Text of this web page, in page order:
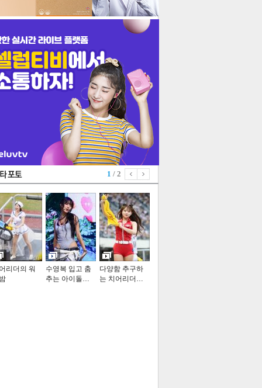
1 / 2
리더의 워
수영복 입고 춤
추는 아이돌…
다양함 추구하
는 치어리더…